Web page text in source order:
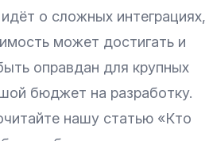
о сложных интеграциях,
может достигать и
оправдан для крупных
бюджет на разработку.
нашу статью «Кто